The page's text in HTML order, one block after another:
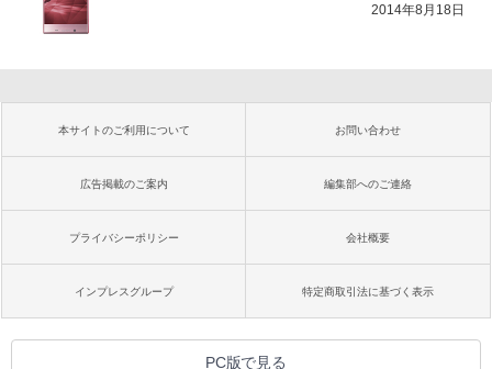
2014年8月18日
本サイトのご利用について お問い合わせ
広告掲載のご案内 編集部へのご連絡
プライバシーポリシー 会社概要
インプレスグループ 特定商取引法に基づく表示
PC版で見る